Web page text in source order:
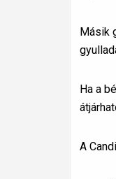
Másik
Ha a
A